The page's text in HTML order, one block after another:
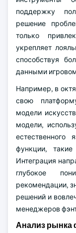
поддержку
решение
только
укрепляет
способствуя
данными
Например, в
свою
модели
модели,
естественного
функции,
Интеграция
глубокое
рекомендации,
решений и
менеджеров
Анализ рынка